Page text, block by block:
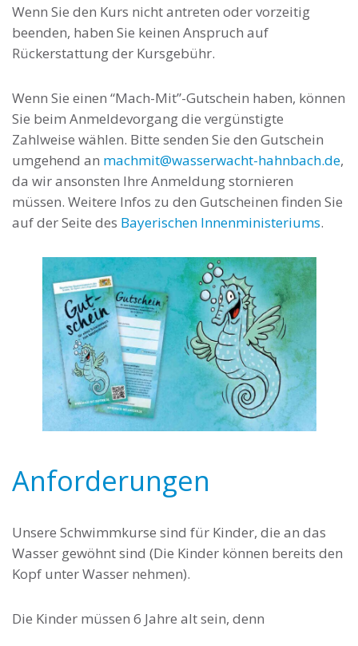
Wenn Sie den Kurs nicht antreten oder vorzeitig
beenden, haben Sie keinen Anspruch auf
Rückerstattung der Kursgebühr.
Wenn Sie einen “Mach-Mit”-Gutschein haben, können
Sie beim Anmeldevorgang die vergünstigte
Zahlweise wählen. Bitte senden Sie den Gutschein
umgehend an machmit@wasserwacht-hahnbach.de,
da wir ansonsten Ihre Anmeldung stornieren
müssen. Weitere Infos zu den Gutscheinen finden Sie
auf der Seite des Bayerischen Innenministeriums.
Anforderungen
Unsere Schwimmkurse sind für Kinder, die an das
Wasser gewöhnt sind (Die Kinder können bereits den
Kopf unter Wasser nehmen).
Die Kinder müssen 6 Jahre alt sein, denn